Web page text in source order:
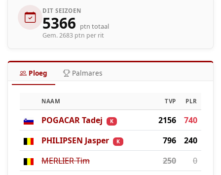
DIT SEIZOEN
5366 ptn totaal
Gem. 2683 ptn per rit
Ploeg Palmares
NAAM TVP PLR
POGACAR Tadej K 2156
740
PHILIPSEN Jasper
K 796
240
MERLIER Tim
250
0